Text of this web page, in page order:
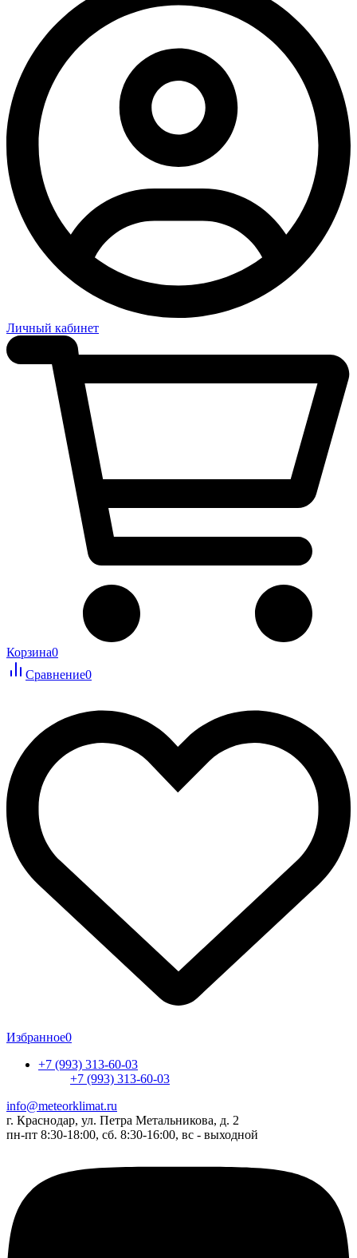
Личный кабинет
Корзина0
Сравнение0
Избранное0
+7 (993) 313-60-03
+7 (993) 313-60-03
info@meteorklimat.ru
г. Краснодар, ул. Петра Метальникова, д. 2
пн-пт 8:30-18:00, сб. 8:30-16:00, вс - выходной